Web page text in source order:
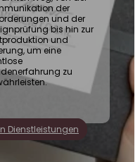
der
und der
bis hin zur
und
um eine
zu
Dienstleistungen